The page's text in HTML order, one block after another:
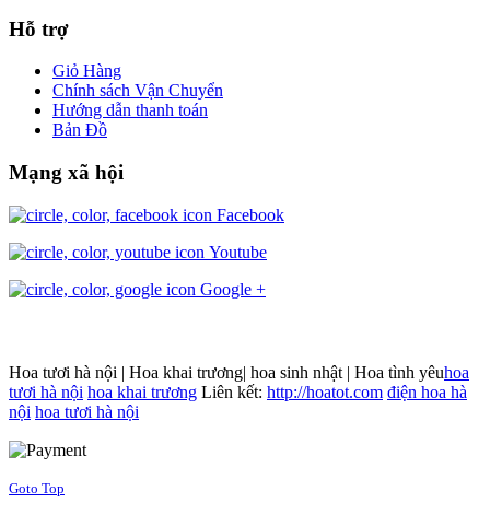
Hỗ trợ
Giỏ Hàng
Chính sách Vận Chuyển
Hướng dẫn thanh toán
Bản Đồ
Mạng xã hội
Facebook
Youtube
Google +
Hoa tươi hà nội | Hoa khai trương| hoa sinh nhật | Hoa tình yêuhoa
tươi hà nội hoa khai trương Liên kết: http://hoatot.com điện hoa hà
nội hoa tươi hà nội
Goto Top